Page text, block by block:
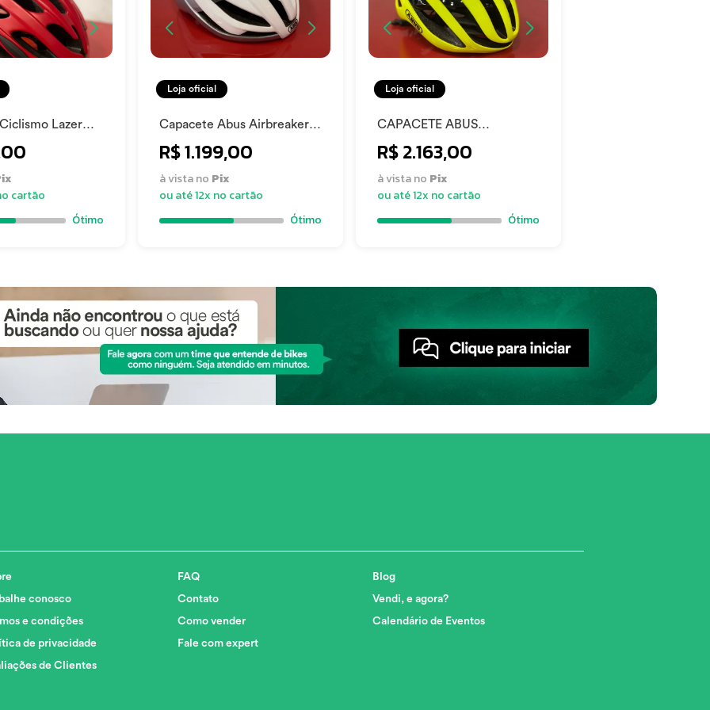
Lazer
cartão
Ótimo
Loja oficial
Capacete Abus Airbreaker -
R$ 1.199,00
à vista no Pix
ou até 12x no cartão
Ótimo
Loja oficial
CAPACETE ABUS
R$ 2.163,00
à vista no Pix
ou até 12x no cartão
Ótimo
conosco
e condições
de privacidade
de Clientes
FAQ
Contato
Como vender
Fale com expert
Blog
Vendi, e agora?
Calendário de Eventos